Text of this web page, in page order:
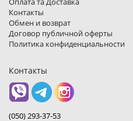
Контакты
Обмен и возврат
Договор публичной оферты
Политика конфиденциальности
Контакты
(050) 293-37-53